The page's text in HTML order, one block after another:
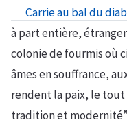
Carrie au bal du
à part entière,
colonie de fourmis où
âmes en souffrance,
rendent la paix, le tout
tradition et